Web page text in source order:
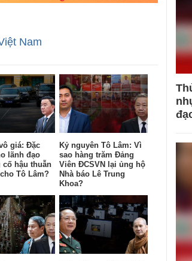
Nam
giá: Đặc
lãnh đạo
cố hậu thuẫn
Tô Lâm?
Kỷ nguyên Tô Lâm: Vì
sao hàng trăm Đảng
Viên ĐCSVN lại ủng hộ
Nhà báo Lê Trung
Khoa?